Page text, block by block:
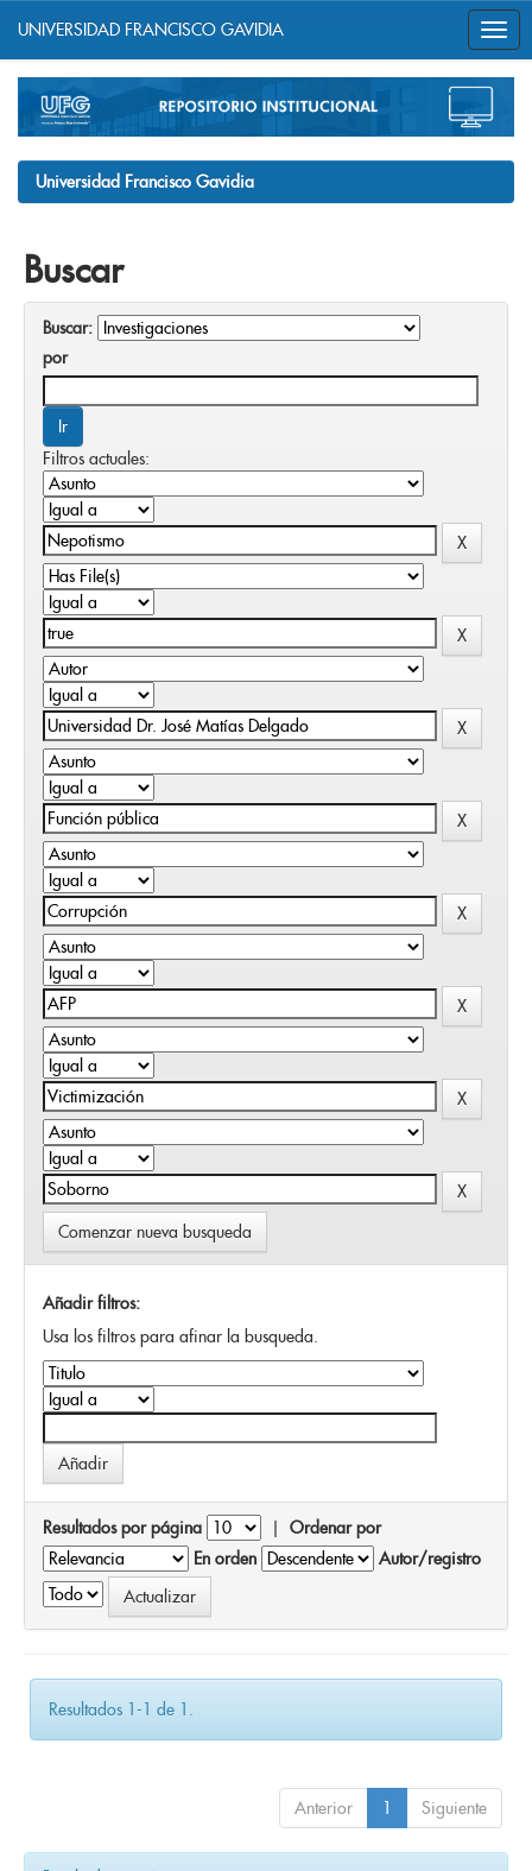
navigation
UNIVERSIDAD FRANCISCO GAVIDIA
Universidad Francisco Gavidia
Buscar
Buscar:
por
Filtros actuales:
Comenzar nueva busqueda
Añadir filtros:
Usa los filtros para afinar la busqueda.
Resultados por página | Ordenar por
En orden
Autor/registro
Resultados 1-1 de 1.
Anterior 1 Siguiente